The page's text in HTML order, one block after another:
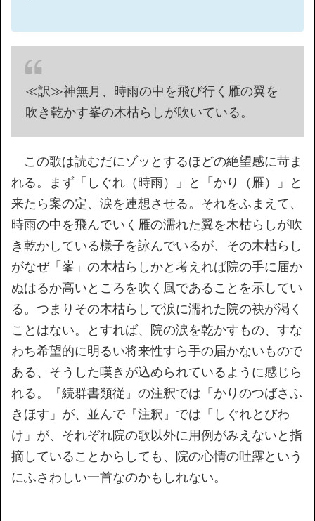
≪訳≫神無月、時雨の中を飛び行く雁の翼を
吹き乾かす峯の木枯らしが吹いている。
この歌は読むだにゾッとするほどの絶望感に苛ま
れる。まず「しぐれ（時雨）」と「かり（雁）」と
来たら案の定、涙を連想させる。それをふまえて、
時雨の中を飛んでいく雁の濡れた翼を木枯らしが吹
き乾かしている様子を詠んでいるが、その木枯らし
がなぜ「峯」の木枯らしかと考えれば院の手に届か
ぬはるか高いところを吹く風であることを示してい
る。つまりその木枯らしで涙に濡れた院の袂が渇く
ことはない。とすれば、院の涙を乾かすもの、すな
わち希望的に明るい将来性すら手の届かないもので
ある、そうした嘆きが込められているように感じら
れる。『続群書類従』の注釈では「かりのつばさふ
きほす」が、並んで『注釈』では「しぐれとびわ
け」が、それぞれ院の歌以外に用例がみえないと指
摘していることからしても、院の心情の吐露という
にふさわしい一首なのかもしれない。